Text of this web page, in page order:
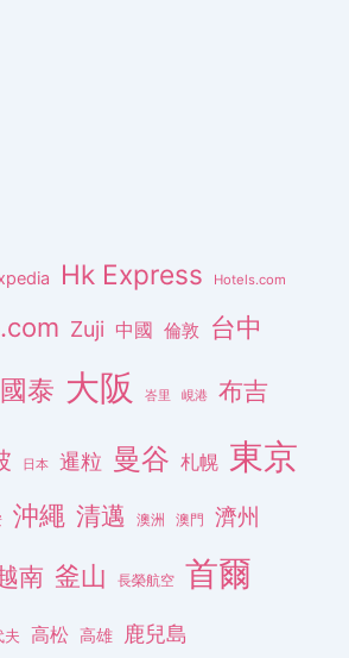
Hk Express Hotels.com
Zuji 中國 倫敦 台中
國泰 大阪 峇里 峴港 布吉
日本 暹粒 曼谷 札幌 東京
沖繩 清邁 澳洲 澳門 濟州
南 釜山 長榮航空 首爾
夫 高松 高雄 鹿兒島